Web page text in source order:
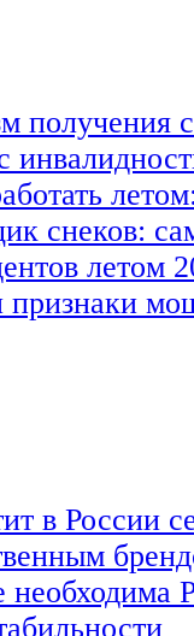
получения
снеков:
летом
признаки
в России